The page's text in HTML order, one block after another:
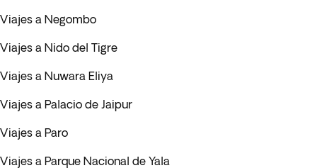
Viajes a Negombo
Viajes a Nido del Tigre
Viajes a Nuwara Eliya
Viajes a Palacio de Jaipur
Viajes a Paro
Viajes a Parque Nacional de Yala